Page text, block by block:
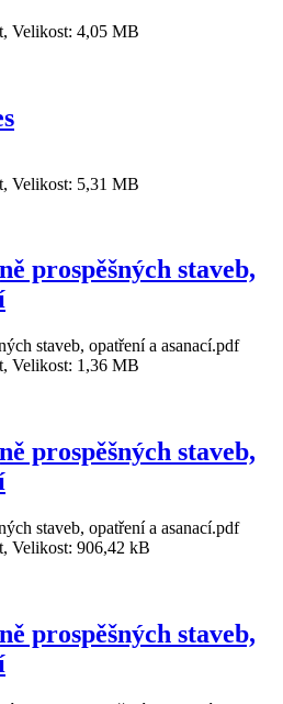
Velikost: 4,05 MB
Velikost: 5,31 MB
prospěšných staveb,
staveb, opatření a asanací.pdf
Velikost: 1,36 MB
prospěšných staveb,
staveb, opatření a asanací.pdf
Velikost: 906,42 kB
prospěšných staveb,